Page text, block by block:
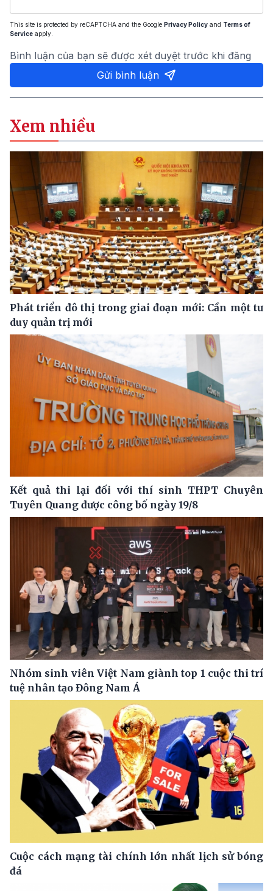
This site is protected by reCAPTCHA and the Google Privacy Policy and Terms of
Service apply.
Bình luận của bạn sẽ được xét duyệt trước khi đăng
Gửi bình luận
Xem nhiều
Phát triển đô thị trong giai đoạn mới: Cần một tư
duy quản trị mới
Kết quả thi lại đối với thí sinh THPT Chuyên
Tuyên Quang được công bố ngày 19/8
Nhóm sinh viên Việt Nam giành top 1 cuộc thi trí
tuệ nhân tạo Đông Nam Á
Cuộc cách mạng tài chính lớn nhất lịch sử bóng
đá